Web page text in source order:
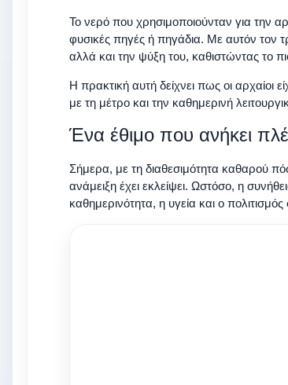
Το νερό που χρησιμοποιούνταν για
φυσικές πηγές ή πηγάδια. Με αυτόν τον
αλλά και την ψύξη του, καθιστώντας το
Η πρακτική αυτή δείχνει πως οι
με τη μέτρο και την καθημερινή
Ένα έθιμο που ανήκει
Σήμερα, με τη διαθεσιμότητα καθαρού
ανάμειξη έχει εκλείψει. Ωστόσο, η
καθημερινότητα, η υγεία και ο